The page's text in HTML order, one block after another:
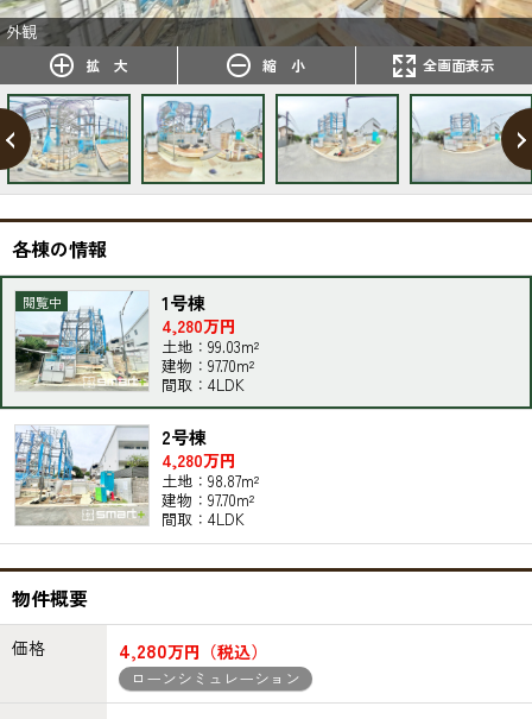
外観
拡 大 縮 小 全画面表示
各棟の情報
1号棟
4,280万円
土地：99.03m²
建物：97.70m²
間取：4LDK
2号棟
4,280万円
土地：98.87m²
建物：97.70m²
間取：4LDK
物件概要
価格 4,280万円（税込）
ローンシミュレーション